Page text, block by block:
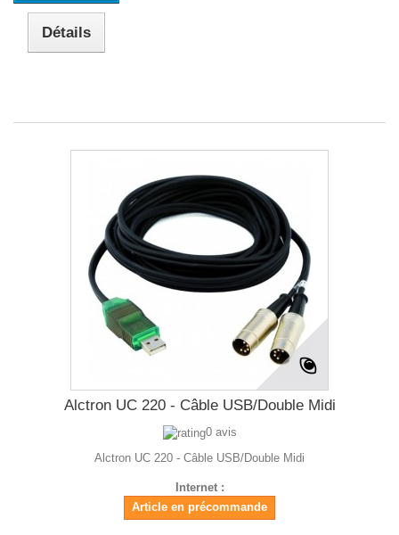
Détails
Alctron UC 220 - Câble USB/Double Midi
0 avis
Alctron UC 220 - Câble USB/Double Midi
Internet :
Article en précommande